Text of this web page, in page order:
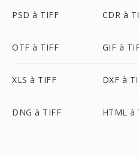
PSD à TIFF CDR à
OTF à TIFF GIF à
XLS à TIFF DXF à
DNG à TIFF HTML à